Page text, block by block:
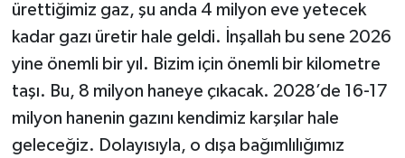
ürettiğimiz gaz, şu anda 4 milyon eve yetecek
kadar gazı üretir hale geldi. İnşallah bu sene 2026
yine önemli bir yıl. Bizim için önemli bir kilometre
taşı. Bu, 8 milyon haneye çıkacak. 2028’de 16-17
milyon hanenin gazını kendimiz karşılar hale
geleceğiz. Dolayısıyla, o dışa bağımlılığımız